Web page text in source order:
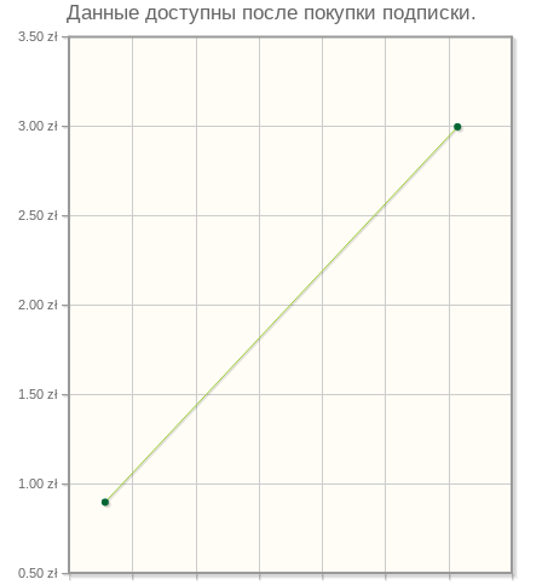
Данные доступны после покупки подписки.
0.50 zł
1.00 zł
1.50 zł
2.00 zł
2.50 zł
3.00 zł
3.50 zł